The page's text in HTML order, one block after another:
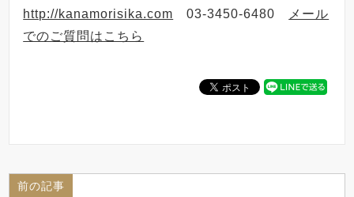
http://kanamorisika.com 03-3450-6480
メール
でのご質問はこちら
前の記事